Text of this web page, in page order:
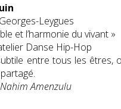
Leygues
et l’harmonie du vivant »
Danse Hip-Hop
entre tous les êtres,
Amenzulu